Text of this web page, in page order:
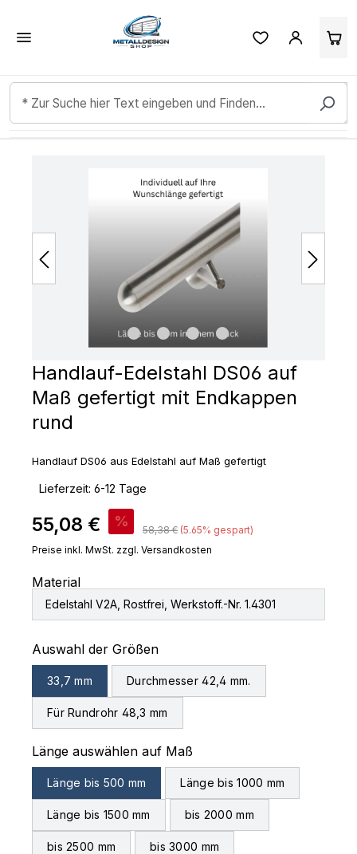
Zum Hauptinhalt springen
Bildergalerie überspringen
Handlauf-Edelstahl DS06 auf
Maß gefertigt mit Endkappen
rund
Handlauf DS06 aus Edelstahl auf Maß gefertigt
Lieferzeit: 6-12 Tage
Verkaufspreis:
55,08 € % Regulärer Preis:
58,38 € (5.65% gespart)
Preise inkl. MwSt. zzgl. Versandkosten
Material
Edelstahl V2A, Rostfrei, Werkstoff.-Nr. 1.4301
Auswahl der Größenauswählen
33,7 mm Durchmesser 42,4 mm.
Für Rundrohr 48,3 mm
Länge auswählen auf Maß
Länge bis 500 mm Länge bis 1000 mm
Länge bis 1500 mm bis 2000 mm
bis 2500 mm bis 3000 mm